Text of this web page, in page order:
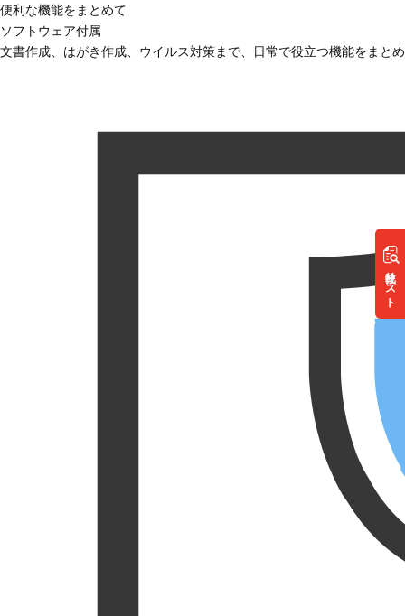
リスト
便利な機能をまとめて
ソフトウェア付属
文書作成、はがき作成、ウイルス対策まで、日常で役立つ機能をまと